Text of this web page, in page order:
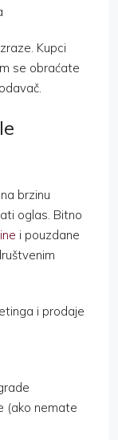
Kupci
se obraćate
brzinu
oglas. Bitno
i pouzdane
i prodaje
(ako nemate